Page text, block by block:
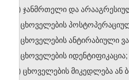
დ) ჯანმრთელი და
ე) ცხოველების
ვ) ცხოველების ანტირაბიული
ზ) ცხოველების იდენტიფიკაცია;
თ) ცხოველების მიკედლება